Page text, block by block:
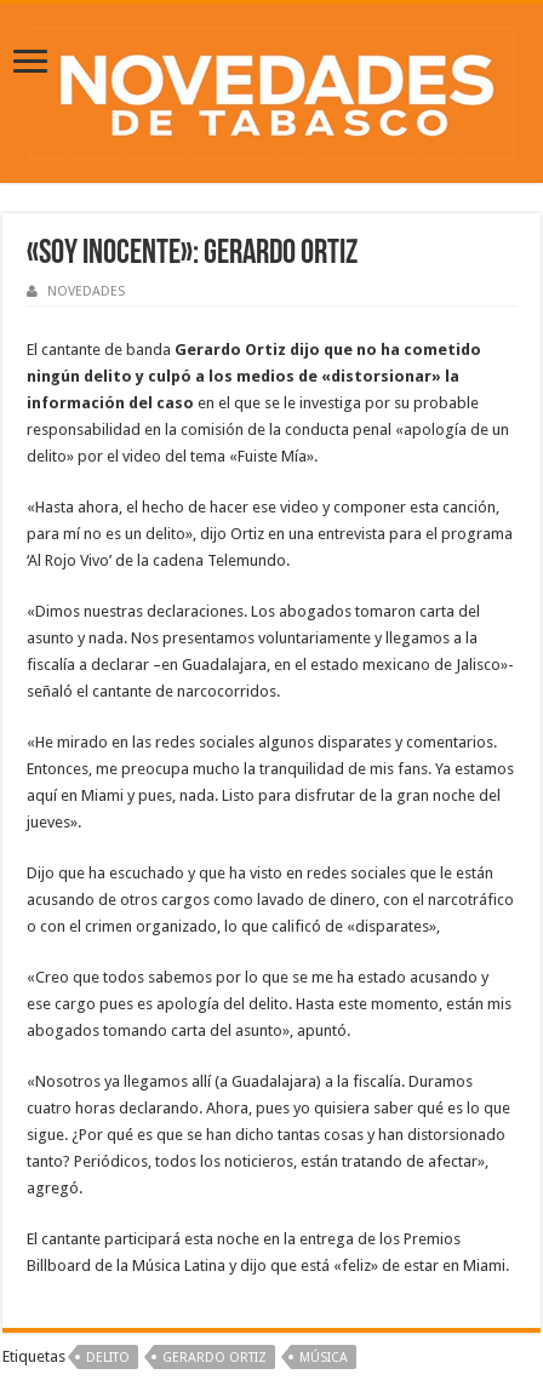
«Soy inocente»: Gerardo Ortiz
NOVEDADES
El cantante de banda Gerardo Ortiz dijo que no ha cometido
ningún delito y culpó a los medios de «distorsionar» la
información del caso en el que se le investiga por su probable
responsabilidad en la comisión de la conducta penal «apología de un
delito» por el video del tema «Fuiste Mía».
«Hasta ahora, el hecho de hacer ese video y componer esta canción,
para mí no es un delito», dijo Ortiz en una entrevista para el programa
‘Al Rojo Vivo’ de la cadena Telemundo.
«Dimos nuestras declaraciones. Los abogados tomaron carta del
asunto y nada. Nos presentamos voluntariamente y llegamos a la
fiscalía a declarar –en Guadalajara, en el estado mexicano de Jalisco»-
señaló el cantante de narcocorridos.
«He mirado en las redes sociales algunos disparates y comentarios.
Entonces, me preocupa mucho la tranquilidad de mis fans. Ya estamos
aquí en Miami y pues, nada. Listo para disfrutar de la gran noche del
jueves».
Dijo que ha escuchado y que ha visto en redes sociales que le están
acusando de otros cargos como lavado de dinero, con el narcotráfico
o con el crimen organizado, lo que calificó de «disparates»,
«Creo que todos sabemos por lo que se me ha estado acusando y
ese cargo pues es apología del delito. Hasta este momento, están mis
abogados tomando carta del asunto», apuntó.
«Nosotros ya llegamos allí (a Guadalajara) a la fiscalía. Duramos
cuatro horas declarando. Ahora, pues yo quisiera saber qué es lo que
sigue. ¿Por qué es que se han dicho tantas cosas y han distorsionado
tanto? Periódicos, todos los noticieros, están tratando de afectar»,
agregó.
El cantante participará esta noche en la entrega de los Premios
Billboard de la Música Latina y dijo que está «feliz» de estar en Miami.
Etiquetas DELITO GERARDO ORTIZ MÚSICA